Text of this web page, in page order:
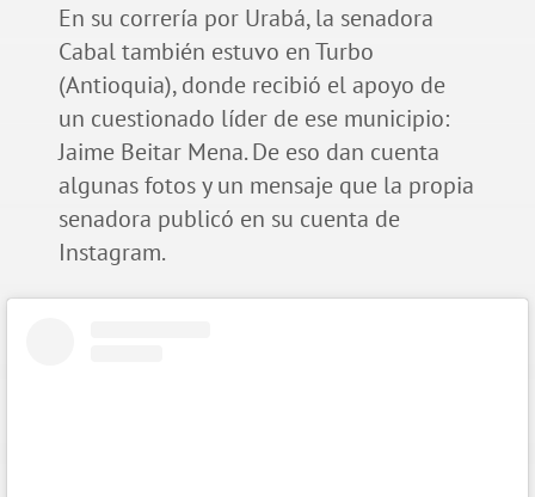
En su correría por Urabá, la senadora
Cabal también estuvo en Turbo
(Antioquia), donde recibió el apoyo de
un cuestionado líder de ese municipio:
Jaime Beitar Mena. De eso dan cuenta
algunas fotos y un mensaje que la propia
senadora publicó en su cuenta de
Instagram.